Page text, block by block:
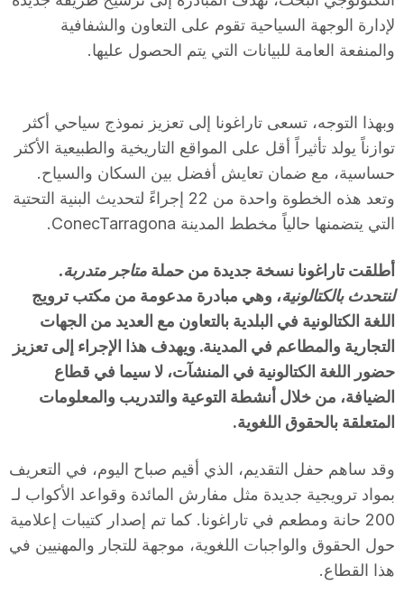
لإدارة الوجهة السياحية تقوم على التعاون والشفافية
والمنفعة العامة للبيانات التي يتم الحصول عليها.
وبهذا التوجه، تسعى تاراغونا إلى تعزيز نموذج سياحي أكثر
توازناً يولد تأثيراً أقل على المواقع التاريخية والطبيعية الأكثر
حساسية، مع ضمان تعايش أفضل بين السكان والسياح.
وتعد هذه الخطوة واحدة من 22 إجراءً لتحديث البنية التحتية
التي يتضمنها حالياً مخطط المدينة ConecTarragona.
أطلقت تاراغونا نسخة جديدة من حملة متاجر متدربة.
لنتحدث بالكتالونية، وهي مبادرة مدعومة من مكتب ترويج
اللغة الكتالونية في البلدية بالتعاون مع العديد من الجهات
التجارية والمطاعم في المدينة. ويهدف هذا الإجراء إلى تعزيز
حضور اللغة الكتالونية في المنشآت، لا سيما في قطاع
الضيافة، من خلال أنشطة التوعية والتدريب والمعلومات
المتعلقة بالحقوق اللغوية.
وقد ساهم حفل التقديم، الذي أقيم صباح اليوم، في التعريف
بمواد ترويجية جديدة مثل مفارش المائدة وقواعد الأكواب لـ
200 حانة ومطعم في تاراغونا. كما تم إصدار كتيبات إعلامية
حول الحقوق والواجبات اللغوية، موجهة للتجار والمهنيين في
هذا القطاع.